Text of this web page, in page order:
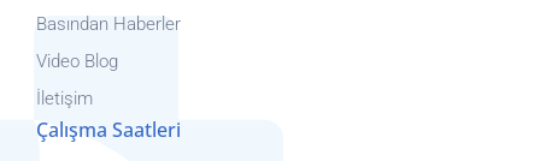
Basından Haberler
Video Blog
İletişim
Çalışma Saatleri